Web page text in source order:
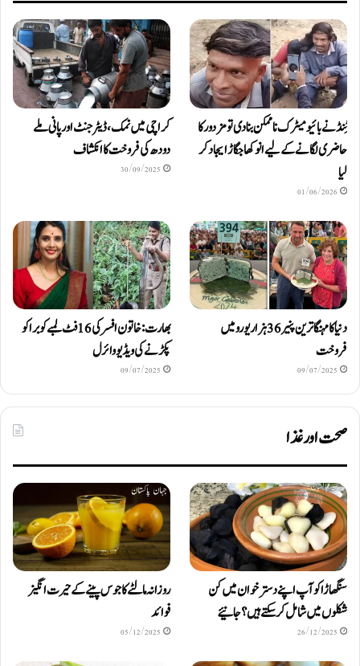
ٹِنڈ نے بائیومیٹرک ناممکن بنا دی تو مزدور کا
حاضری لگانے کے لیے انوکھا جگاڑ ایجاد کر
لیا
01/06/2026
کراچی میں نمک، ڈیٹرجنٹ اور پانی ملے
دودھ کی فروخت کا انکشاف
30/09/2025
دنیا کا مہنگا ترین پنیر 36 ہزار یورو میں
فروخت
09/07/2025
بھارت: خاتون افسر کی 16 فٹ لمبے کوبرا کو
پکڑنے کی ویڈیو وائرل
09/07/2025
صحت اور غذا
سنگھاڑا کو آپ اپنے دستر خوان میں کن
شکلوں میں شامل کرسکتے ہیں ؟ جانیئے
26/12/2025
روزانہ مالٹے کا جوس پینے کے حیرت انگیز
فوائد
05/12/2025